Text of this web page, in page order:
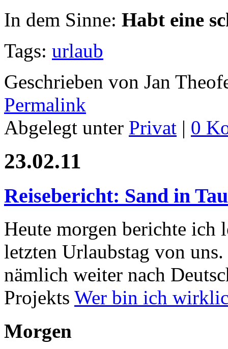
In dem Sinne: Habt eine
Tags: urlaub
Geschrieben von Jan
Permalink
Abgelegt unter Privat | 0
23.02.11
Reisebericht: Sand in
Heute morgen berichte ich
letzten Urlaubstag von
nämlich weiter nach
Projekts Wer bin ich
Morgen